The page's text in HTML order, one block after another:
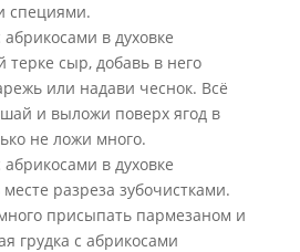
специями.
терке сыр, добавь в него
или надави чеснок. Всё
и выложи поверх ягод в
не ложи много.
разреза зубочистками.
присыпать пармезаном и